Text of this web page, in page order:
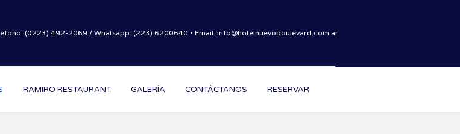
(0223) 492-2069 / Whatsapp: (223) 6200640 • Email: info@hotelnuevoboulevard.com.ar
RAMIRO RESTAURANT GALERÍA CONTÁCTANOS RESERVAR